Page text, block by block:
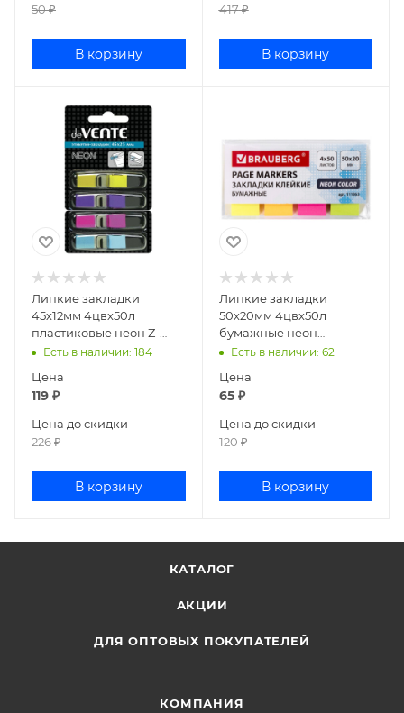
50₽
В корзину
417₽
В корзину
Липкие закладки
45х12мм 4цвх50л
пластиковые неон Z-
сложение deVENTE
Есть в наличии: 184
Цена
119 ₽
Цена до скидки
226₽
В корзину
Липкие закладки
50х20мм 4цвх50л
бумажные неон
BRAUBERG 111363
Есть в наличии: 62
Цена
65₽
Цена до скидки
120₽
В корзину
КАТАЛОГ
АКЦИИ
ДЛЯ ОПТОВЫХ ПОКУПАТЕЛЕЙ
КОМПАНИЯ